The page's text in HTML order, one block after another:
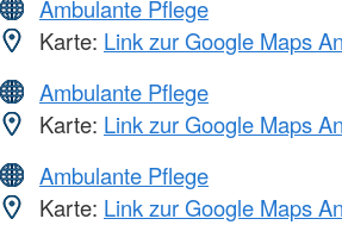
Ambulante Pflege
Karte: Link zur Google Maps
Ambulante Pflege
Karte: Link zur Google Maps
Ambulante Pflege
Karte: Link zur Google Maps